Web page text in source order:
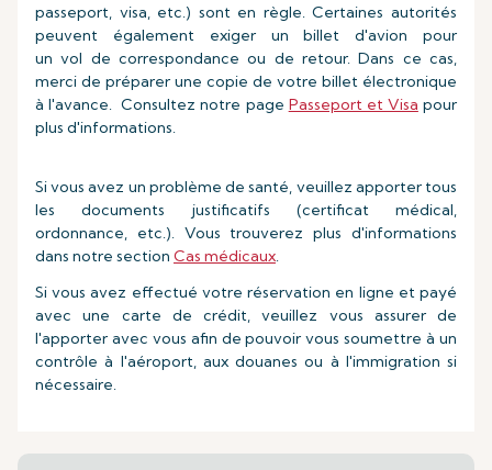
passeport, visa, etc.) sont en règle. Certaines autorités
peuvent également exiger un billet d'avion pour
un vol de correspondance ou de retour. Dans ce cas,
merci de préparer une copie de votre billet électronique
à l'avance. Consultez notre page Passeport et Visa pour
plus d'informations.
Si vous avez un problème de santé, veuillez apporter tous
les documents justificatifs (certificat médical,
ordonnance, etc.). Vous trouverez plus d'informations
dans notre section Cas médicaux.
Si vous avez effectué votre réservation en ligne et payé
avec une carte de crédit, veuillez vous assurer de
l'apporter avec vous afin de pouvoir vous soumettre à un
contrôle à l'aéroport, aux douanes ou à l'immigration si
nécessaire.